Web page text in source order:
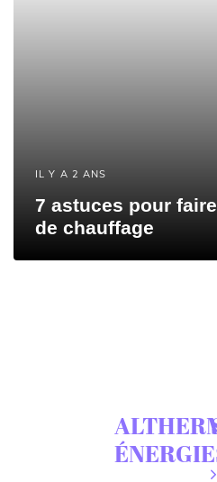
IL Y A 2 ANS
7 astuces pour
de chauffage